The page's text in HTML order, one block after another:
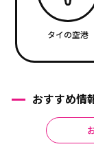
タイの空港
おすすめ情